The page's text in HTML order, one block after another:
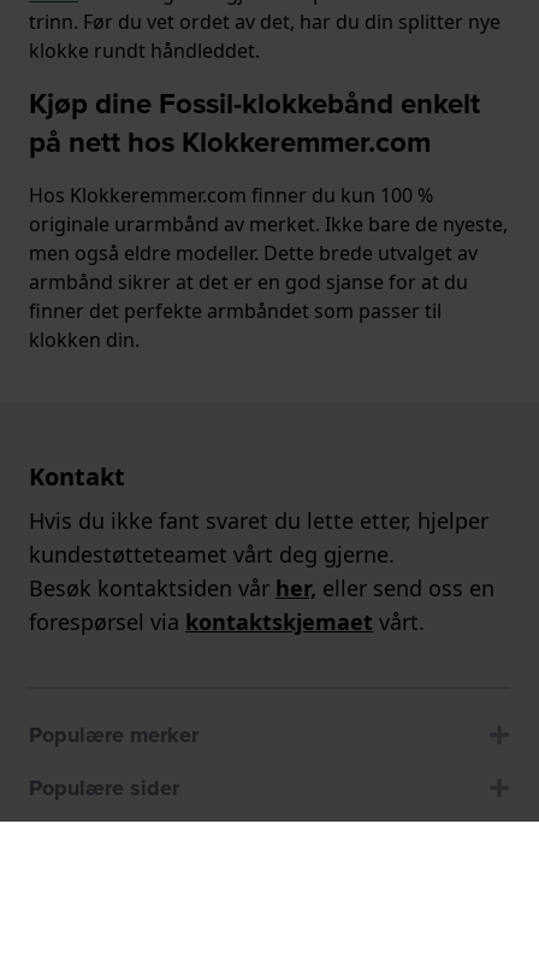
trinn. Før du vet ordet av det, har du din splitter nye
klokke rundt håndleddet.
Kjøp dine Fossil-klokkebånd enkelt
på nett hos Klokkeremmer.com
Hos Klokkeremmer.com finner du kun 100 %
originale urarmbånd av merket. Ikke bare de nyeste,
men også eldre modeller. Dette brede utvalget av
armbånd sikrer at det er en god sjanse for at du
finner det perfekte armbåndet som passer til
klokken din.
Kontakt
Hvis du ikke fant svaret du lette etter, hjelper
kundestøtteteamet vårt deg gjerne.
Besøk kontaktsiden vår her, eller send oss en
forespørsel via kontaktskjemaet vårt.
Populære merker
Populære sider